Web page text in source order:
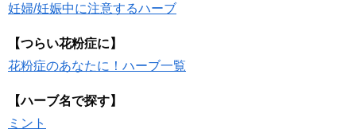
妊婦/妊娠中に注意するハーブ
【つらい花粉症に】
花粉症のあなたに！ハーブ一覧
【ハーブ名で探す】
ミント